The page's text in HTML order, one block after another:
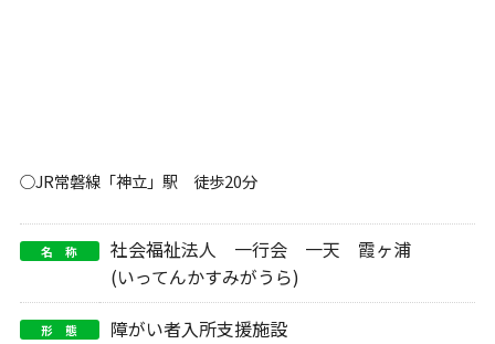
○JR常磐線「神立」駅 徒歩20分
名 称
社会福祉法人 一行会 一天 霞ヶ浦
(いってんかすみがうら)
形 態 障がい者入所支援施設